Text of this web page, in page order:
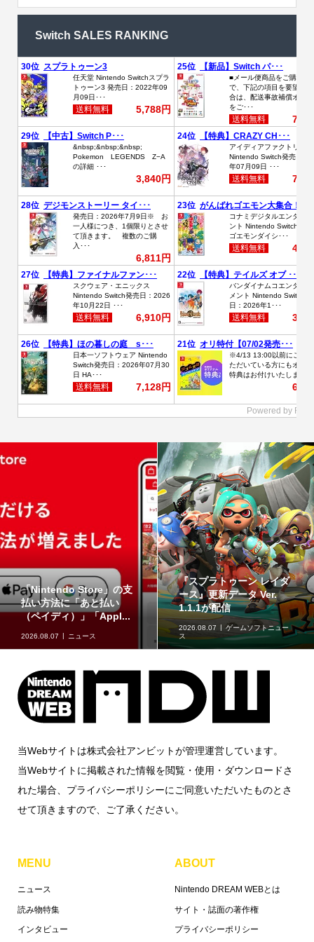
Switch SALES RANKING
『スプラトゥーン レイダ
ース』更新データ Ver.
1.1.1が配信
ス
ジュエリースタンドにな
るフィギュア「ジェムリ
ーズ ポケットモンスタ...
2026.08.07 グッズ情報
当Webサイトは株式会社アンビットが管理運営しています。
当Webサイトに掲載された情報を閲覧・使用・ダウンロードさ
れた場合、プライバシーポリシーにご同意いただいたものとさ
せて頂きますので、ご了承ください。
MENU
ニュース
読み物特集
インタビュー
ABOUT
Nintendo DREAM WEBとは
サイト・誌面の著作権
プライバシーポリシー